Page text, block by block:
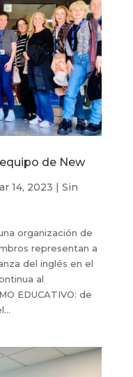
de New
14, 2023 | Sin
organización de
representan a
del inglés en el
al
EDUCATIVO: de